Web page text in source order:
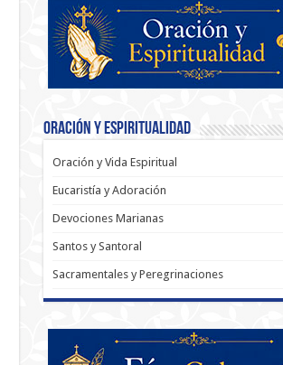
Oración y Espiritualidad
Oración y Vida Espiritual
Eucaristía y Adoración
Devociones Marianas
Santos y Santoral
Sacramentales y Peregrinaciones